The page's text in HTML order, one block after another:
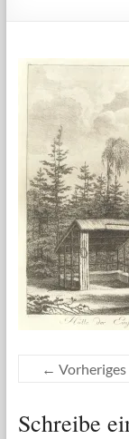
← Vorheriges
Schreibe